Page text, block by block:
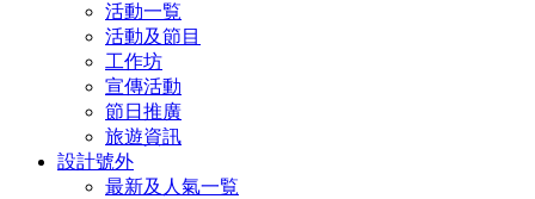
活動一覧
活動及節目
工作坊
宣傳活動
節日推廣
旅遊資訊
設計號外
最新及人氣一覧